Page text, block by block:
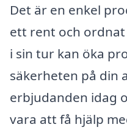
Det är en enkel
ett rent och
i sin tur kan öka
säkerheten på din
erbjudanden idag
vara att få hjälp